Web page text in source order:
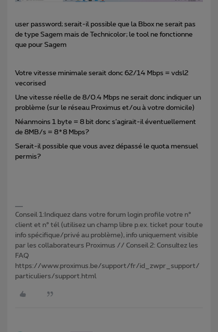
user password; serait-il possible que la Bbox ne serait pas
de type Sagem mais de Technicolor; le tool ne fonctionne
que pour Sagem
Votre vitesse minimale serait donc 62/14 Mbps = vdsl2
vecorised
Une vitesse réelle de 8/0.4 Mbps ne serait donc indiquer un
problème (sur le réseau Proximus et/ou à votre domicile)
Néanmoins 1 byte = 8 bit donc s’agirait-il éventuellement
de 8MB/s = 8*8 Mbps?
Serait-il possible que vous avez dépassé le quota mensuel
permis?
Conseil 1:Indiquez dans votre forum login profile votre n°
client et n° tél (utilisez un champ libre p.ex. ticket pour toute
info spécifique/privé au problème), info uniquement visible
par les collaborateurs Proximus // Conseil 2: Consultez les
FAQ
https://www.proximus.be/support/fr/id_zwpr_support/
particuliers/support.html